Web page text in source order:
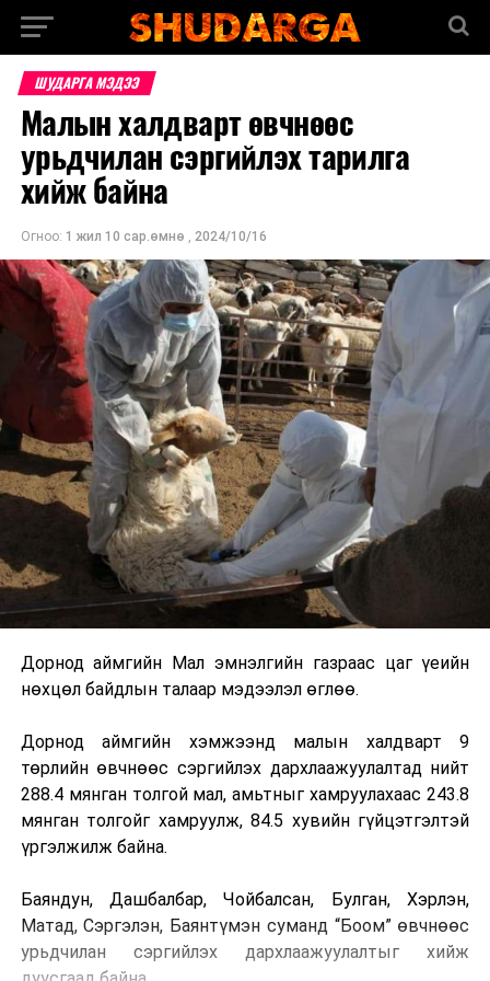
ШУДАРГА МЭДЭЭ
Малын халдварт өвчнөөс
урьдчилан сэргийлэх тарилга
хийж байна
Огноо: 1 жил 10 сар.өмнө , 2024/10/16
Дорнод аймгийн Мал эмнэлгийн газраас цаг үеийн
нөхцөл байдлын талаар мэдээлэл өглөө.
Дорнод аймгийн хэмжээнд малын халдварт 9
төрлийн өвчнөөс сэргийлэх дархлаажуулалтад нийт
288.4 мянган толгой мал, амьтныг хамруулахаас 243.8
мянган толгойг хамруулж, 84.5 хувийн гүйцэтгэлтэй
үргэлжилж байна.
Баяндун, Дашбалбар, Чойбалсан, Булган, Хэрлэн,
Матад, Сэргэлэн, Баянтүмэн суманд “Боом” өвчнөөс
урьдчилан сэргийлэх дархлаажуулалтыг хийж